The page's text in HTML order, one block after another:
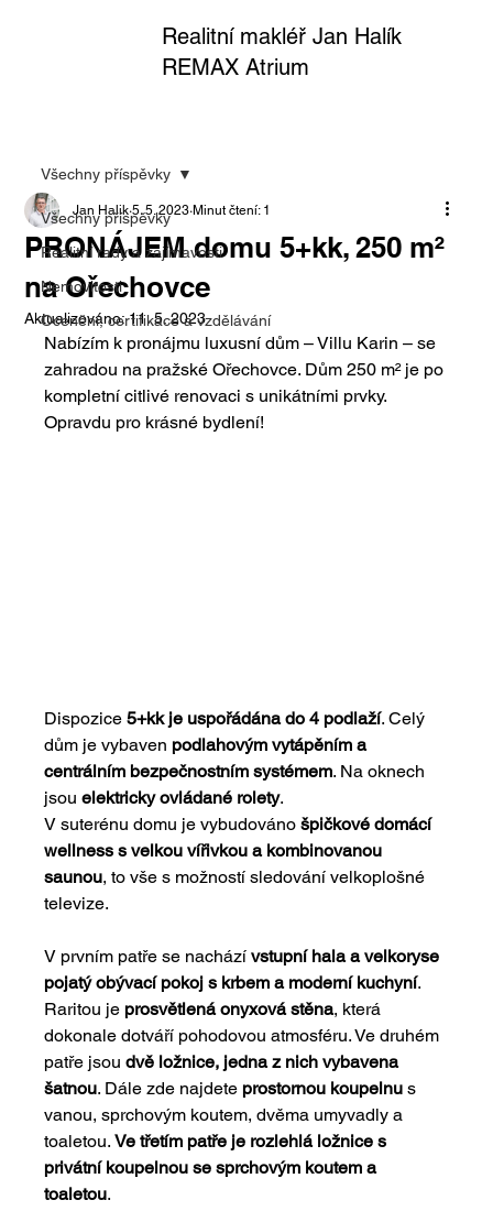
Realitní makléř Jan Halík
REMAX Atrium
Všechny příspěvky
Realitní rady a zajímavosti
Nemovitosti
Ocenění, certifikace a vzdělávání
Všechny příspěvky
PRONÁJEM domu 5+kk, 250 m²
na Ořechovce
Jan Halik 5. 5. 2023 Minut čtení: 1
Aktualizováno:11. 5. 2023
Nabízím k pronájmu luxusní dům – Villu Karin – se
zahradou na pražské Ořechovce. Dům 250 m² je po
kompletní citlivé renovaci s unikátními prvky.
Opravdu pro krásné bydlení!
Dispozice 5+kk je uspořádána do 4 podlaží. Celý
dům je vybaven podlahovým vytápěním a
centrálním bezpečnostním systémem. Na oknech
jsou elektricky ovládané rolety.
V suterénu domu je vybudováno špičkové domácí
wellness s velkou vířivkou a kombinovanou
saunou, to vše s možností sledování velkoplošné
televize.
V prvním patře se nachází vstupní hala a velkoryse
pojatý obývací pokoj s krbem a moderní kuchyní.
Raritou je prosvětlená onyxová stěna, která
dokonale dotváří pohodovou atmosféru. Ve druhém
patře jsou dvě ložnice, jedna z nich vybavena
šatnou. Dále zde najdete prostornou koupelnu s
vanou, sprchovým koutem, dvěma umyvadly a
toaletou. Ve třetím patře je rozlehlá ložnice s
privátní koupelnou se sprchovým koutem a
toaletou.